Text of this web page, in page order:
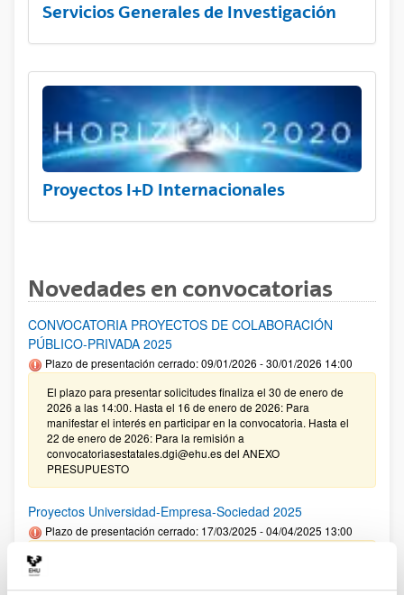
Servicios Generales de Investigación
Proyectos I+D Internacionales
Novedades en convocatorias
CONVOCATORIA PROYECTOS DE COLABORACIÓN
PÚBLICO-PRIVADA 2025
Plazo de presentación cerrado: 09/01/2026 - 30/01/2026 14:00
El plazo para presentar solicitudes finaliza el 30 de enero de
2026 a las 14:00. Hasta el 16 de enero de 2026: Para
manifestar el interés en participar en la convocatoria. Hasta el
22 de enero de 2026: Para la remisión a
convocatoriasestatales.dgi@ehu.es del ANEXO
PRESUPUESTO
Proyectos Universidad-Empresa-Sociedad 2025
Plazo de presentación cerrado: 17/03/2025 - 04/04/2025 13:00